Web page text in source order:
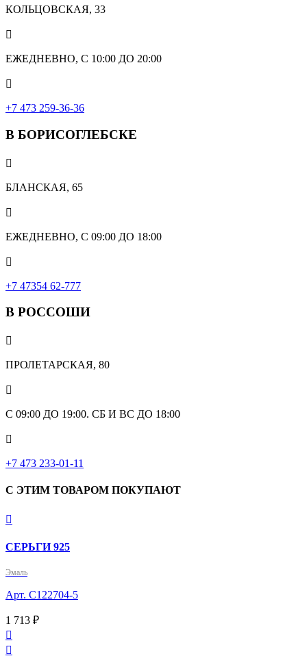
КОЛЬЦОВСКАЯ, 33

ЕЖЕДНЕВНО, С 10:00 ДО 20:00

‎+7 473 259-36-36
В БОРИСОГЛЕБСКЕ

БЛАНСКАЯ, 65

ЕЖЕДНЕВНО, С 09:00 ДО 18:00

‎+7 47354 62-777
В РОССОШИ

ПРОЛЕТАРСКАЯ, 80

С 09:00 ДО 19:00. СБ И ВС ДО 18:00

+7 473 233-01-11
С ЭТИМ ТОВАРОМ ПОКУПАЮТ

СЕРЬГИ 925
Эмаль
Арт. С122704-5
1 713 ₽

